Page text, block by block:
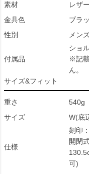
素材
レザ
金具色
ブラ
性別
メン
付属品
ショ
※記
ん。
サイズ&フィット
重さ
540g
サイズ
W(底
仕様
刻印
開閉
可)